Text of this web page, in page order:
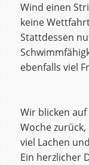
Wind einen
keine
Stattdessen
ebenfalls viel
Wir blicken
Woche
viel Lachen
Ein herzlicher